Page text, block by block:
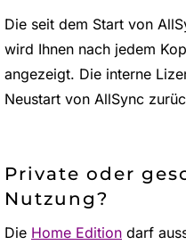
Die seit dem Start von
wird Ihnen nach jedem
angezeigt. Die interne
Neustart von AllSync
Private oder
Nutzung?
Die Home Edition darf